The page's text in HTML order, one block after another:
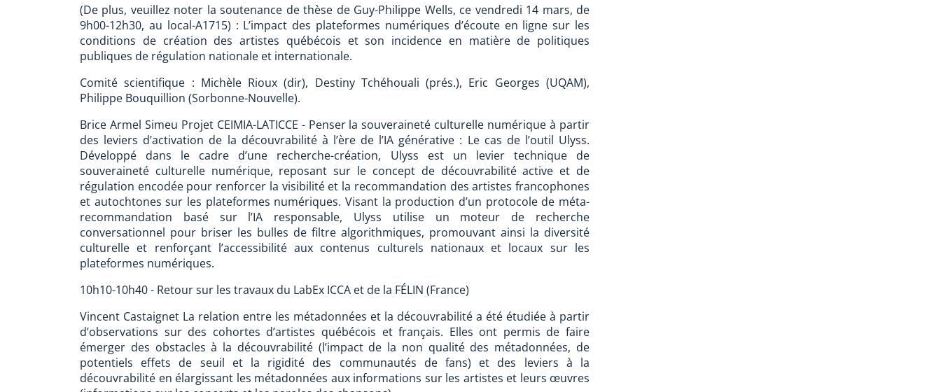
(De plus, veuillez noter la soutenance de thèse de Guy-Philippe Wells, ce vendredi 14 mars, de
9h00-12h30, au local-A1715) : L’impact des plateformes numériques d’écoute en ligne sur les
conditions de création des artistes québécois et son incidence en matière de politiques
publiques de régulation nationale et internationale.
Comité scientifique : Michèle Rioux (dir), Destiny Tchéhouali (prés.), Eric Georges (UQAM),
Philippe Bouquillion (Sorbonne-Nouvelle).
Brice Armel Simeu Projet CEIMIA-LATICCE - Penser la souveraineté culturelle numérique à partir
des leviers d’activation de la découvrabilité à l’ère de l’IA générative : Le cas de l’outil Ulyss.
Développé dans le cadre d’une recherche-création, Ulyss est un levier technique de
souveraineté culturelle numérique, reposant sur le concept de découvrabilité active et de
régulation encodée pour renforcer la visibilité et la recommandation des artistes francophones
et autochtones sur les plateformes numériques. Visant la production d’un protocole de méta-
recommandation basé sur l’IA responsable, Ulyss utilise un moteur de recherche
conversationnel pour briser les bulles de filtre algorithmiques, promouvant ainsi la diversité
culturelle et renforçant l’accessibilité aux contenus culturels nationaux et locaux sur les
plateformes numériques.
10h10-10h40 - Retour sur les travaux du LabEx ICCA et de la FÉLIN (France)
Vincent Castaignet La relation entre les métadonnées et la découvrabilité a été étudiée à partir
d’observations sur des cohortes d’artistes québécois et français. Elles ont permis de faire
émerger des obstacles à la découvrabilité (l’impact de la non qualité des métadonnées, de
potentiels effets de seuil et la rigidité des communautés de fans) et des leviers à la
découvrabilité en élargissant les métadonnées aux informations sur les artistes et leurs œuvres